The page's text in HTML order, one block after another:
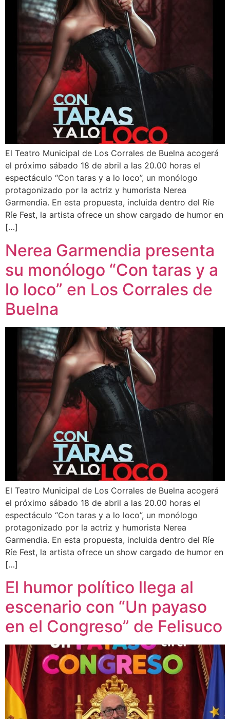
El Teatro Municipal de Los Corrales de Buelna acogerá
el próximo sábado 18 de abril a las 20.00 horas el
espectáculo “Con taras y a lo loco”, un monólogo
protagonizado por la actriz y humorista Nerea
Garmendia. En esta propuesta, incluida dentro del Ríe
Ríe Fest, la artista ofrece un show cargado de humor en
[…]
Nerea Garmendia presenta
su monólogo “Con taras y a
lo loco” en Los Corrales de
Buelna
El Teatro Municipal de Los Corrales de Buelna acogerá
el próximo sábado 18 de abril a las 20.00 horas el
espectáculo “Con taras y a lo loco”, un monólogo
protagonizado por la actriz y humorista Nerea
Garmendia. En esta propuesta, incluida dentro del Ríe
Ríe Fest, la artista ofrece un show cargado de humor en
[…]
El humor político llega al
escenario con “Un payaso
en el Congreso” de Felisuco